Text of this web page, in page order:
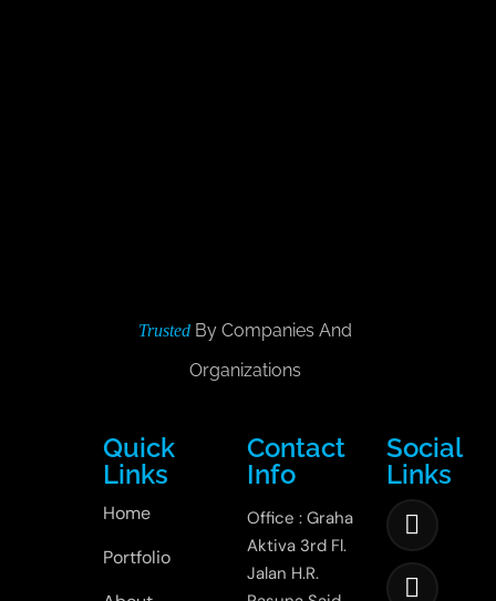
Trusted By Companies And
Organizations
Quick
Links
Home
Portfolio
Contact
Info
Office : Graha
Aktiva 3rd Fl.
Jalan H.R.
Social
Links